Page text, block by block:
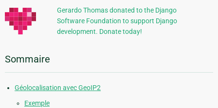
Gerardo Thomas donated to the Django
Software Foundation to support Django
development. Donate today!
Sommaire
Géolocalisation avec GeoIP2
Exemple